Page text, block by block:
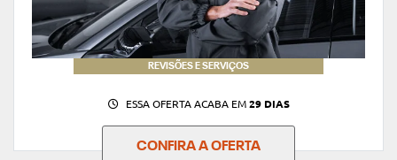
REVISÕES E SERVIÇOS
ESSA OFERTA ACABA EM29 DIAS
CONFIRA A OFERTA